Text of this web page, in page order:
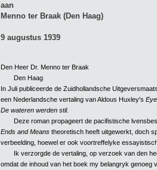
aan
Menno ter Braak (Den Haag)
9 augustus 1939
Den Heer Dr. Menno ter Braak
Den Haag
In Juli publiceerde de Zuidhollandsche
een Nederlandsche vertaling van Aldous Huxley's
De wateren werden stil.
Deze roman propageert de pacifistische
Ends and Means theoretisch heeft uitgewerkt, doch
verbeelding, hoewel er ook voortreffelyke
Ik verzorgde de vertaling, op verzoek van den
omdat de inhoud van het boek my belangryk genoeg